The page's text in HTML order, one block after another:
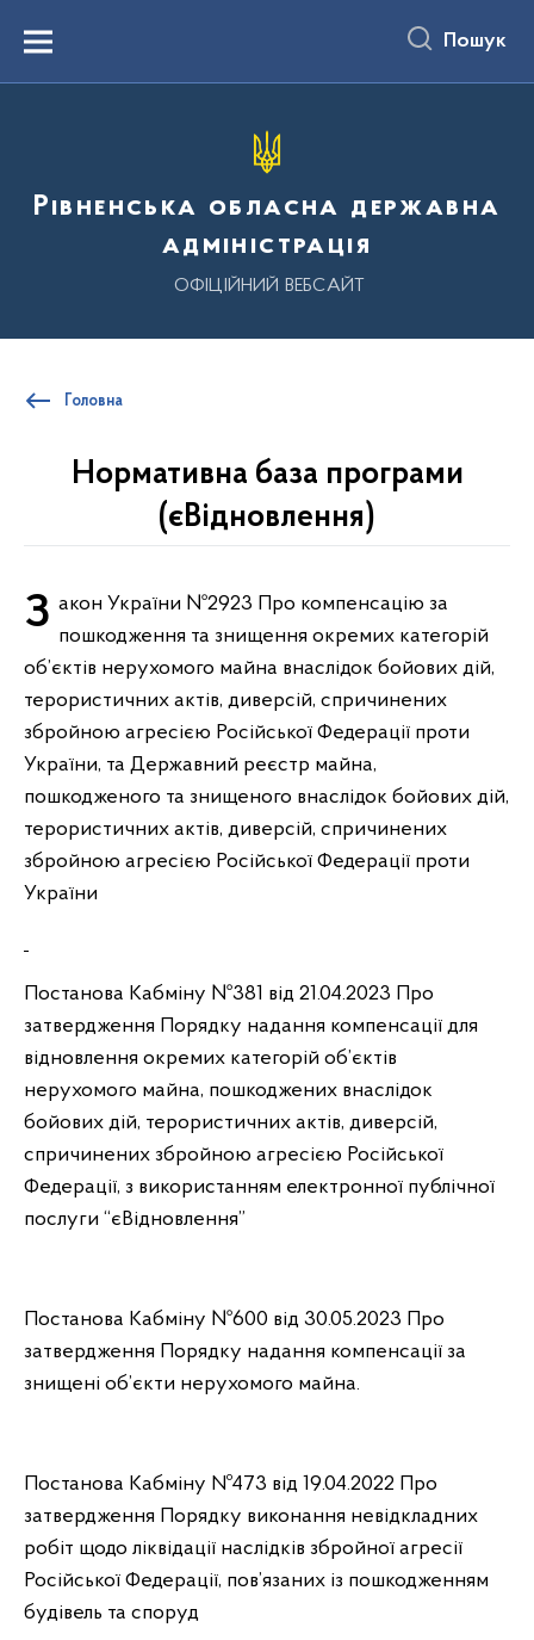
вмістуMenu Пошук
Рівненська обласна державна
адміністрація
ОФІЦІЙНИЙ ВЕБСАЙТ
Головна
Нормативна база програми
(єВідновлення)
Закон України №2923 Про компенсацію за пошкодження та знищення окремих категорій
об’єктів нерухомого майна внаслідок бойових дій,
терористичних актів, диверсій, спричинених
збройною агресією Російської Федерації проти
України, та Державний реєстр майна,
пошкодженого та знищеного внаслідок бойових дій,
терористичних актів, диверсій, спричинених
збройною агресією Російської Федерації проти
України
Постанова Кабміну №381 від 21.04.2023 Про
затвердження Порядку надання компенсації для
відновлення окремих категорій об’єктів
нерухомого майна, пошкоджених внаслідок
бойових дій, терористичних актів, диверсій,
спричинених збройною агресією Російської
Федерації, з використанням електронної публічної
послуги “єВідновлення”
Постанова Кабміну №600 від 30.05.2023 Про
затвердження Порядку надання компенсації за
знищені об’єкти нерухомого майна.
Постанова Кабміну Nº473 від 19.04.2022 Про
затвердження Порядку виконання невідкладних
робіт щодо ліквідації наслідків збройної агресії
Російської Федерації, пов’язаних із пошкодженням
будівель та споруд